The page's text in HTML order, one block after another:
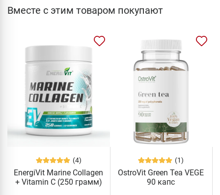
Вместе с этим товаром покупают
(4)
EnergiVit Marine Collagen
+ Vitamin C (250 грамм)
(1)
OstroVit Green Tea VEGE
90 капс